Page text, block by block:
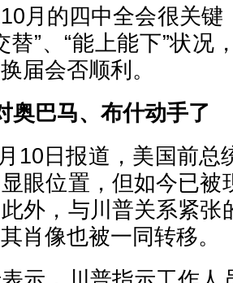
月的四中全会很关键
替”、“能上能下”状况
届会否顺利。
奥巴马、布什动手了
10日报道，美国前总
眼位置，但如今已被
外，与川普关系紧张
肖像也被一同转移。